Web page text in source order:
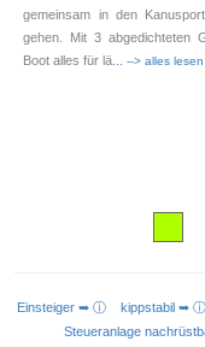
gemeinsam in den
gehen. Mit 3 abgedichteten
Boot alles für lä ... --> alles lesen
Einsteiger ➥ ⓘkippstabil ➥
Steueranlage